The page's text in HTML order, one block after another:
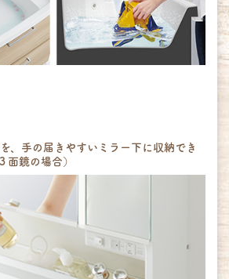
、手の届きやすいミラー下に収納でき
面鏡の場合）